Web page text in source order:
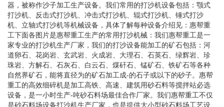
器，被称作沙子加工生产设备。我们常用的打沙机设备包括：颚式
打沙机、反击式打沙机、冲击式打沙机、辊式打沙机、锤式打沙
机、立轴式打沙机等机械设备，具体了解每种设备介绍见：惠帮重
工下面各图片是惠帮重工生产的常用打沙机械：我们惠帮重工是一
家专业的打沙机生产厂家，我们的打沙设备能加工的矿石包括：河
道卵石、花岗岩、玄武岩、火成岩、大理石、石英石、绿辉岩、珍
珠岩、方解石、石灰石、白云石、煤矸石、锰矿石、铁矿石等各种
自然界矿石，能将直径为的矿石加工成-的石子或以下的砂子。惠帮
重工的高效细碎机是加工高铁、高速、建筑用砂石料等搅拌站必选
设备，是一小时生产-吨砂石料场最佳合作厂家。我们惠帮重工不仅
是砂石料场设备打沙机生产厂家，也是提供大小型砂石料场工艺设